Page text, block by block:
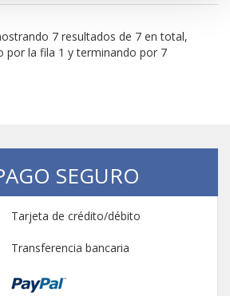
7 resultados de 7 en total,
por la fila 1 y terminando por 7
SEGURO
Tarjeta de crédito/débito
Transferencia bancaria